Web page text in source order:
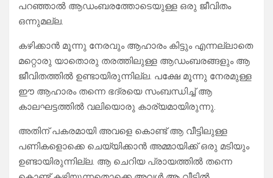
പറഞ്ഞാൽ ആഡംബരത്തോടെയുള്ള ഒരു ജീവിതം
ഒന്നുമല്ല.
കഴിക്കാൻ മൂന്നു നേരവും ആഹാരം കിട്ടും എന്നല്ലാതെ
മറ്റൊരു യാതൊരു തരത്തിലുള്ള ആഡംബരങ്ങളും ആ
ജീവിതത്തിൽ ഉണ്ടായിരുന്നില്ല. പക്ഷേ മൂന്നു നേരമുള്ള
ഈ ആഹാരം തന്നെ ഭദ്രയെ സംബന്ധിച്ച് ആ
കാലഘട്ടത്തിൽ വലിയൊരു കാര്യമായിരുന്നു.
അതിന് പകരമായി അവളെ കൊണ്ട് ആ വീട്ടിലുള്ള
പണികളൊക്കെ ചെയ്യിക്കാൻ അമ്മായിക്ക് ഒരു മടിയും
ഉണ്ടായിരുന്നില്ല. ആ ചെറിയ പ്രായത്തിൽ തന്നെ